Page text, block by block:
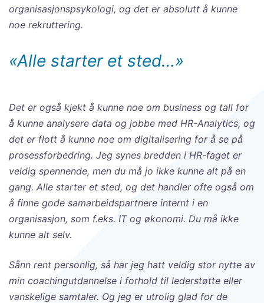
organisasjonspsykologi, og det er absolutt å kunne
noe rekruttering.
«Alle starter et sted…»
Det er også kjekt å kunne noe om business og tall for
å kunne analysere data og jobbe med HR-Analytics, og
det er flott å kunne noe om digitalisering for å se på
prosessforbedring. Jeg synes bredden i HR-faget er
veldig spennende, men du må jo ikke kunne alt på en
gang. Alle starter et sted, og det handler ofte også om
å finne gode samarbeidspartnere internt i en
organisasjon, som f.eks. IT og økonomi. Du må ikke
kunne alt selv.
Sånn rent personlig, så har jeg hatt veldig stor nytte av
min coachingutdannelse i forhold til lederstøtte eller
vanskelige samtaler. Og jeg er utrolig glad for de